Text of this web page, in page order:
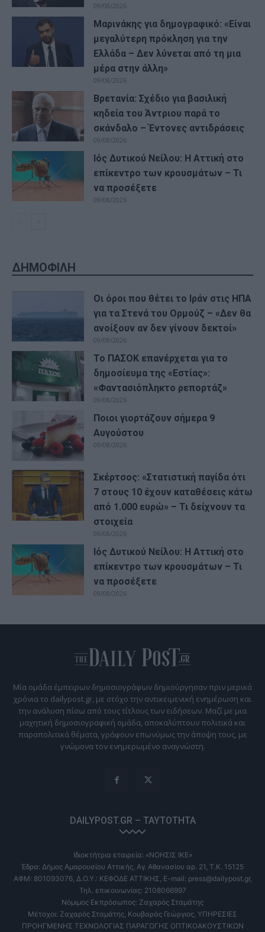
09/08/2026
Μαρινάκης για δημογραφικό: «Είναι
μεγαλύτερη πρόκληση για την
Ελλάδα – Δεν λύνεται από τη μια
μέρα στην άλλη»
09/08/2026
Βρετανία: Σχέδιο για βασιλική
κηδεία του Άντριου παρά το
σκάνδαλο – Έντονες αντιδράσεις
09/08/2026
Ιός Δυτικού Νείλου: Η Αττική στο
επίκεντρο των κρουσμάτων – Τι
να προσέξετε
09/08/2026
ΔΗΜΟΦΙΛΗ
Οι όροι που θέτει το Ιράν στις ΗΠΑ
για τα Στενά του Ορμούζ – «Δεν θα
ανοίξουν αν δεν γίνουν δεκτοί»
09/08/2026
Το ΠΑΣΟΚ επανέρχεται για το
δημοσίευμα της «Εστίας»:
«Φαντασιόπληκτο ρεπορτάζ»
09/08/2026
Ποιοι γιορτάζουν σήμερα 9
Αυγούστου
09/08/2026
Σκέρτσος: «Στατιστική παγίδα ότι
7 στους 10 έχουν καταθέσεις κάτω
από 1.000 ευρώ» – Τι δείχνουν τα
στοιχεία
09/08/2026
Ιός Δυτικού Νείλου: Η Αττική στο
επίκεντρο των κρουσμάτων – Τι
να προσέξετε
09/08/2026
Μία ομάδα έμπειρων δημοσιογράφων δημιούργησαν πριν μερικά
χρόνια το dailypost.gr, με στόχο την αντικειμενική ενημέρωση και
την ανάλυση πίσω από τους τίτλους των ειδήσεων. Μαζί με μια
μαχητική δημοσιογραφική ομάδα, αποκαλύπτουν πολιτικά και
παραπολιτικά θέματα, γράφουν επωνύμως την άποψη τους, με
γνώμονα τον ενημερωμένο αναγνώστη.
DAILYPOST.GR – ΤΑΥΤΌΤΗΤΑ
Ιδιοκτήτρια εταιρεία: «ΝΟΗΣΙΣ ΙΚΕ»
Έδρα: Δήμος Αμαρουσίου Αττικής, Αγ. Αθανασίου αρ. 21, Τ.Κ. 15125
ΑΦΜ: 801093076, Δ.Ο.Υ.: ΚΕΦΟΔΕ ΑΤΤΙΚΗΣ, E-mail: press@dailypost.gr,
Τηλ. επικοινωνίας: 2108066997
Νόμιμος Εκπρόσωπος: Ζαχαρός Σταμάτης
Μέτοχοι: Ζαχαρός Σταμάτης, Κουβαράς Γεώργιος, ΥΠΗΡΕΣΙΕΣ
ΠΡΟΗΓΜΕΝΗΣ ΤΕΧΝΟΛΟΓΙΑΣ ΠΑΡΑΓΩΓΗΣ ΟΠΤΙΚΟΑΚΟΥΣΤΙΚΩΝ